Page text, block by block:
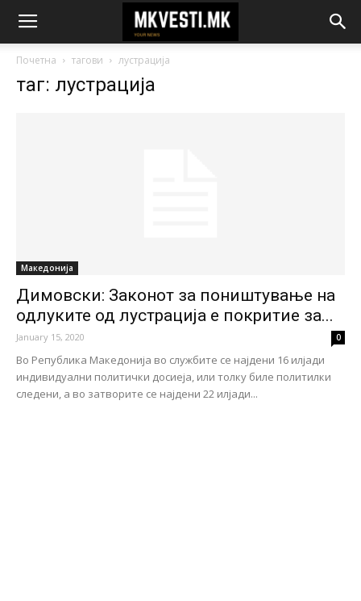
Почетна тагови лустрација
таг: лустрација
Македонија
Димовски: Законот за поништување на
одлуките од лустрација е покритие за...
January 15, 2020 0
Во Република Македонија во службите се најдени 16 илјади
индивидуални политички досиеја, или толку биле политилки
следени, а во затворите се најдени 22 илјади...